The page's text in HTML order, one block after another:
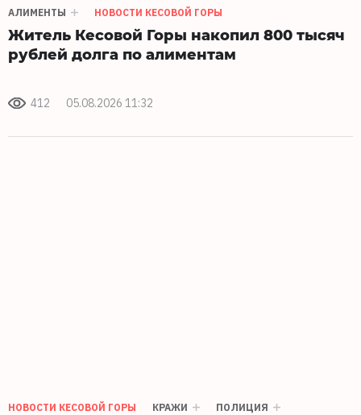
АЛИМЕНТЫ НОВОСТИ КЕСОВОЙ ГОРЫ
Житель Кесовой Горы накопил 800 тысяч
рублей долга по алиментам
412 05.08.2026 11:32
НОВОСТИ КЕСОВОЙ ГОРЫ КРАЖИ ПОЛИЦИЯ